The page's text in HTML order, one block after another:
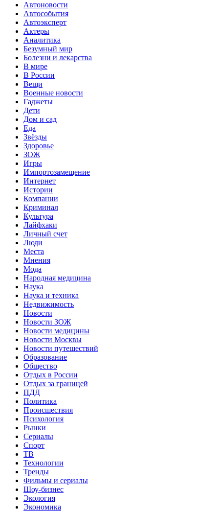
Автоновости
Автособытия
Автоэксперт
Актеры
Аналитика
Безумный мир
Болезни и лекарства
В мире
В России
Вещи
Военные новости
Гаджеты
Дети
Дом и сад
Еда
Звёзды
Здоровье
ЗОЖ
Игры
Импортозамещение
Интернет
Истории
Компании
Криминал
Культура
Лайфхаки
Личный счет
Люди
Места
Мнения
Мода
Народная медицина
Наука
Наука и техника
Недвижимость
Новости
Новости ЗОЖ
Новости медицины
Новости Москвы
Новости путешествий
Образование
Общество
Отдых в России
Отдых за границей
ПДД
Политика
Происшествия
Психология
Рынки
Сериалы
Спорт
ТВ
Технологии
Тренды
Фильмы и сериалы
Шоу-бизнес
Экология
Экономика